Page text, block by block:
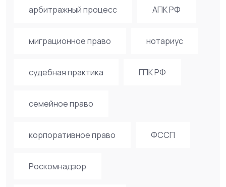
арбитражный процесс АПК РФ
миграционное право нотариус
судебная практика ГПК РФ
семейное право
корпоративное право ФССП
Роскомнадзор